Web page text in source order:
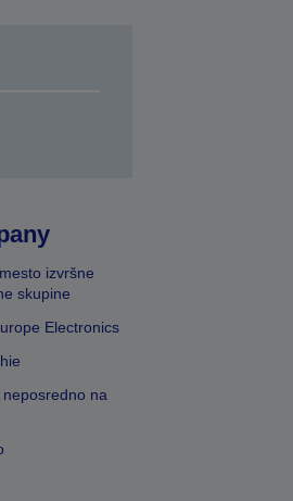
izvršne
skupine
Electronics
neposredno na